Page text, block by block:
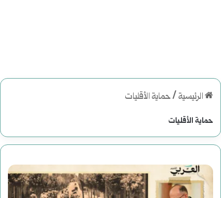
الرئيسية /حماية الأقليات
حماية الأقليات